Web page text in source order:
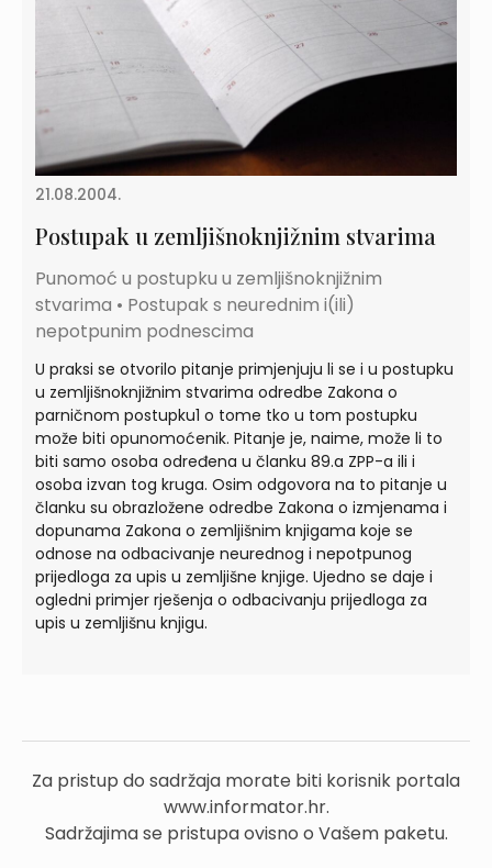
21.08.2004.
Postupak u zemljišnoknjižnim stvarima
Punomoć u postupku u zemljišnoknjižnim
stvarima • Postupak s neurednim i(ili)
nepotpunim podnescima
U praksi se otvorilo pitanje primjenjuju li se i u postupku
u zemljišnoknjižnim stvarima odredbe Zakona o
parničnom postupku1 o tome tko u tom postupku
može biti opunomoćenik. Pitanje je, naime, može li to
biti samo osoba određena u članku 89.a ZPP-a ili i
osoba izvan tog kruga. Osim odgovora na to pitanje u
članku su obrazložene odredbe Zakona o izmjenama i
dopunama Zakona o zemljišnim knjigama koje se
odnose na odbacivanje neurednog i nepotpunog
prijedloga za upis u zemljišne knjige. Ujedno se daje i
ogledni primjer rješenja o odbacivanju prijedloga za
upis u zemljišnu knjigu.
Za pristup do sadržaja morate biti korisnik portala
www.informator.hr.
Sadržajima se pristupa ovisno o Vašem paketu.